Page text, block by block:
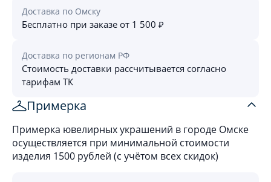
Доставка по Омску
Бесплатно при заказе от 1 500 ₽
Доставка по регионам РФ
Стоимость доставки рассчитывается согласно
тарифам ТК
Примерка
Примерка ювелирных украшений в городе Омске
осуществляется при минимальной стоимости
изделия 1500 рублей (с учётом всех скидок)